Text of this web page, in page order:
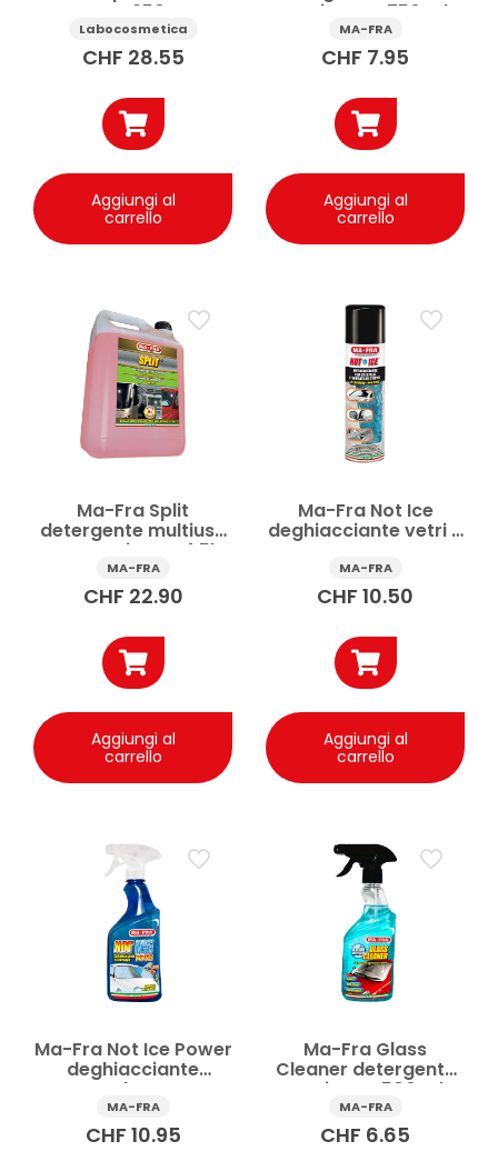
auto 250 g
Labocosmetica
CHF 28.55
Aggiungi al
carrello
vetri spray 750 ml
MA-FRA
CHF 7.95
Aggiungi al
carrello
Ma-Fra Split
detergente multiuso
per vetri auto 4.5l
MA-FRA
CHF 22.90
Aggiungi al
carrello
Ma-Fra Not Ice
deghiacciante vetri e
istantaneo 300 ml
MA-FRA
CHF 10.50
Aggiungi al
carrello
Ma-Fra Not Ice Power
deghiacciante
parabrezza
istantaneo 500 ml
MA-FRA
CHF 10.95
Ma-Fra Glass
Cleaner detergente
vetri auto 500 ml
MA-FRA
CHF 6.65